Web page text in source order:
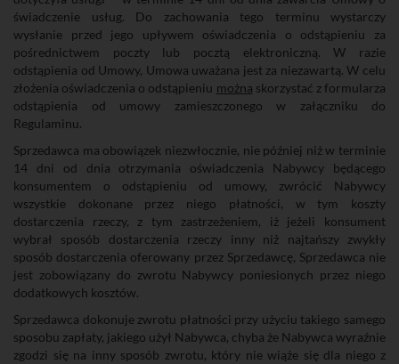
świadczenie usług. Do zachowania tego terminu wystarczy
wysłanie przed jego upływem oświadczenia o odstąpieniu za
pośrednictwem poczty lub pocztą elektroniczną. W razie
odstąpienia od Umowy, Umowa uważana jest za niezawartą. W celu
złożenia oświadczenia o odstąpieniu można skorzystać z formularza
odstąpienia od umowy zamieszczonego w załączniku do
Regulaminu.
Sprzedawca ma obowiązek niezwłocznie, nie później niż w terminie
14 dni od dnia otrzymania oświadczenia Nabywcy będącego
konsumentem o odstąpieniu od umowy, zwrócić Nabywcy
wszystkie dokonane przez niego płatności, w tym koszty
dostarczenia rzeczy, z tym zastrzeżeniem, iż jeżeli konsument
wybrał sposób dostarczenia rzeczy inny niż najtańszy zwykły
sposób dostarczenia oferowany przez Sprzedawcę, Sprzedawca nie
jest zobowiązany do zwrotu Nabywcy poniesionych przez niego
dodatkowych kosztów.
Sprzedawca dokonuje zwrotu płatności przy użyciu takiego samego
sposobu zapłaty, jakiego użył Nabywca, chyba że Nabywca wyraźnie
zgodzi się na inny sposób zwrotu, który nie wiąże się dla niego z